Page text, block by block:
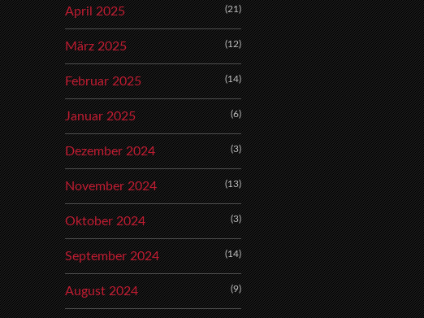
April 2025 (21)
März 2025 (12)
Februar 2025 (14)
Januar 2025 (6)
Dezember 2024 (3)
November 2024 (13)
Oktober 2024 (3)
September 2024 (14)
August 2024 (9)